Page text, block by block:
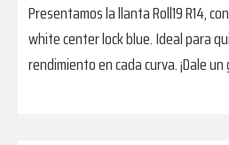
Presentamos la llanta Roll19 R14,
white center lock blue. Ideal para
rendimiento en cada curva. ¡Dale